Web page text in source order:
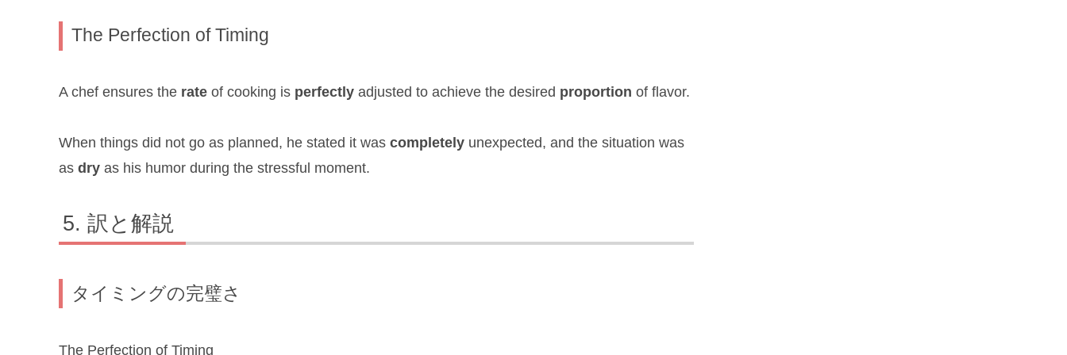
The Perfection of Timing
A chef ensures the rate of cooking is perfectly adjusted to achieve the desired proportion of flavor.
When things did not go as planned, he stated it was completely unexpected, and the situation was
as dry as his humor during the stressful moment.
訳と解説
タイミングの完璧さ
The Perfection of Timing